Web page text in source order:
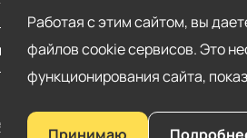
Работая с этим сайтом, вы
файлов cookie сервисов. Это
функционирования сайта,
Нажимая на кнопку «Подписаться»,
я соглашаюсь с «Политикой